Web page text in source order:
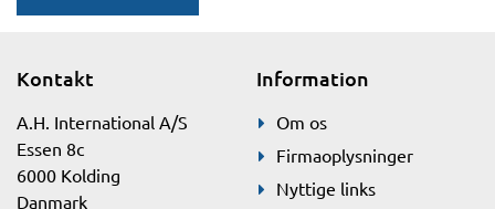
Kontakt
A.H. International A/S
Essen 8c
6000 Kolding
Danmark
Information
Om os
Firmaoplysninger
Nyttige links